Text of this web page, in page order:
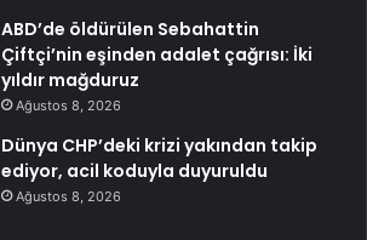
ABD’de öldürülen Sebahattin
Çiftçi’nin eşinden adalet çağrısı: İki
yıldır mağduruz
Ağustos 8, 2026
Dünya CHP’deki krizi yakından takip
ediyor, acil koduyla duyuruldu
Ağustos 8, 2026